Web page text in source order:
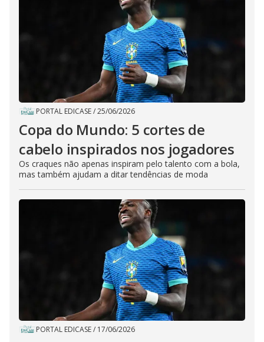
PORTAL EDICASE/25/06/2026
Copa do Mundo: 5 cortes de
cabelo inspirados nos jogadores
Os craques não apenas inspiram pelo talento com a bola,
mas também ajudam a ditar tendências de moda
PORTAL EDICASE/ 17/06/2026